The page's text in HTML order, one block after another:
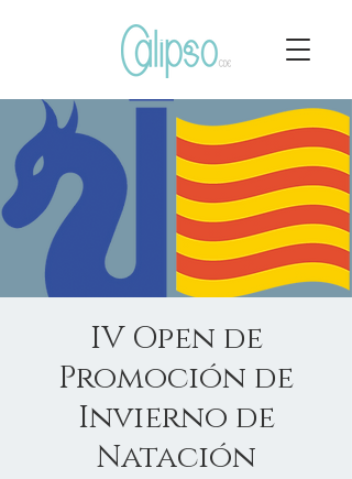
IV Open de
Promoción de
Invierno de
Natación